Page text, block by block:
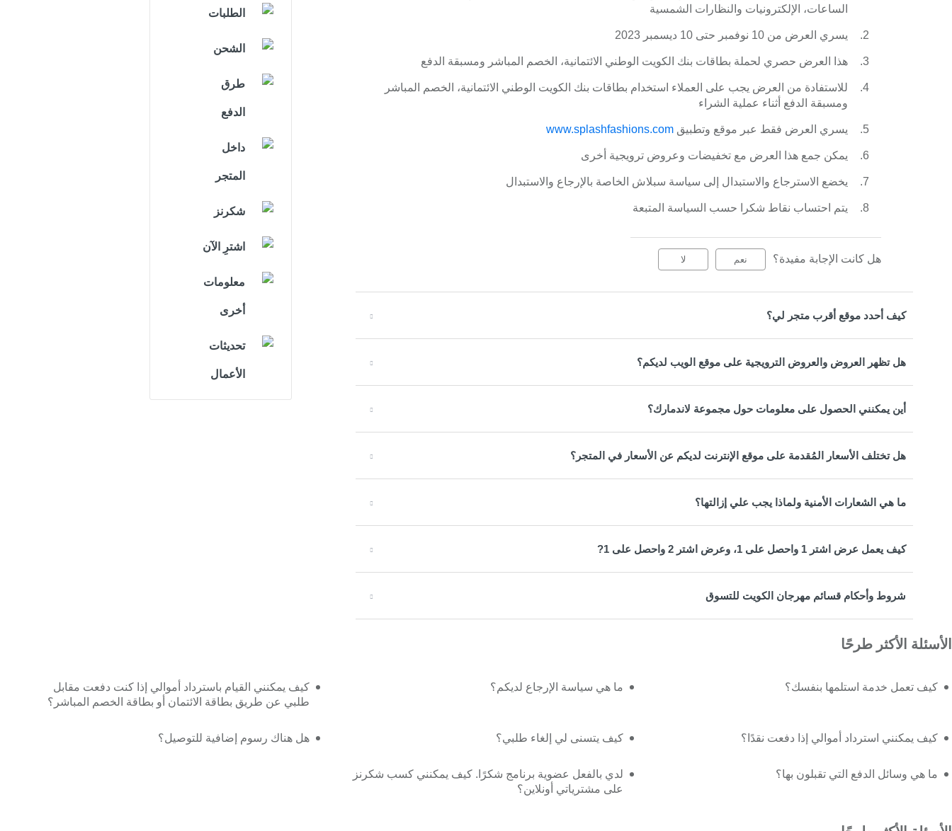
الساعات، الإلكترونيات والنظارات الشمسية
يسري العرض من 10 نوفمبر حتى 10 ديسمبر 2023
هذا العرض حصري لحملة بطاقات بنك الكويت الوطني الائتمانية، الخصم المباشر ومسبقة الدفع
للاستفادة من العرض يجب على العملاء استخدام بطاقات بنك الكويت الوطني الائتمانية، الخصم المباشر
ومسبقة الدفع أثناء عملية الشراء
يسري العرض فقط عبر موقع وتطبيق www.splashfashions.com
يمكن جمع هذا العرض مع تخفيضات وعروض ترويجية أخرى
يخضع الاسترجاع والاستبدال إلى سياسة سبلاش الخاصة بالإرجاع والاستبدال
يتم احتساب نقاط شكرا حسب السياسة المتبعة
هل كانت الإجابة مفيدة؟ نعم لا
كيف أحدد موقع أقرب متجر لي؟
هل تظهر العروض والعروض الترويجية على موقع الويب لديكم؟
أين يمكنني الحصول على معلومات حول مجموعة لاندمارك؟
هل تختلف الأسعار المُقدمة على موقع الإنترنت لديكم عن الأسعار في المتجر؟
ما هي الشعارات الأمنية ولماذا يجب علي إزالتها؟
كيف يعمل عرض اشتر 1 واحصل على 1، وعرض اشتر 2 واحصل على 1?
شروط وأحكام قسائم مهرجان الكويت للتسوق
الطلبات
الشحن
طرق
الدفع
داخل
المتجر
شكرنز
اشترِ الآن
معلومات
أخرى
تحديثات
الأعمال
الأسئلة الأكثر طرحًا
كيف تعمل خدمة استلمها بنفسك؟ ما هي سياسة الإرجاع لديكم؟
كيف يمكنني القيام باسترداد أموالي إذا كنت دفعت مقابل
طلبي عن طريق بطاقة الائتمان أو بطاقة الخصم المباشر؟
كيف يمكنني استرداد أموالي إذا دفعت نقدًا؟ كيف يتسنى لي إلغاء طلبي؟ هل هناك رسوم إضافية للتوصيل؟
ما هي وسائل الدفع التي تقبلون بها؟
لدي بالفعل عضوية برنامج شكرًا. كيف يمكنني كسب شكرنز
على مشترياتي أونلاين؟